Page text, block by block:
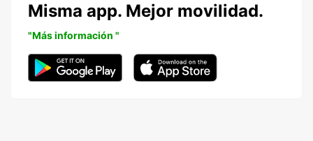
Misma app. Mejor movilidad.
"Más información "